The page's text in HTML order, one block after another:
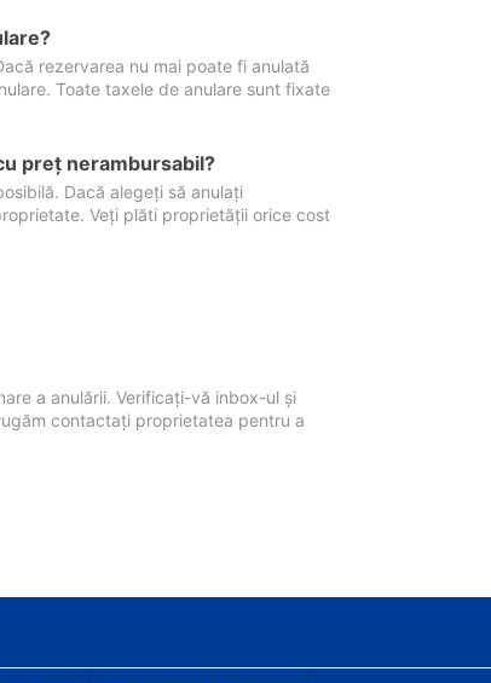
rezervarea nu mai poate fi anulată
Toate taxele de anulare sunt fixate
preţ nerambursabil?
Dacă alegeți să anulați
Veți plăti proprietății orice cost
a anulării. Verificați-vă inbox-ul și
contactați proprietatea pentru a